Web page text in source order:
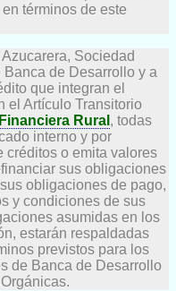
términos de este
Sociedad
de Desarrollo y a
que integran el
el Artículo Transitorio
Rural , todas
interno y por
créditos o emita valores
sus obligaciones
obligaciones de pago,
y condiciones de sus
asumidas en los
estarán respaldadas
previstos para los
de Banca de Desarrollo